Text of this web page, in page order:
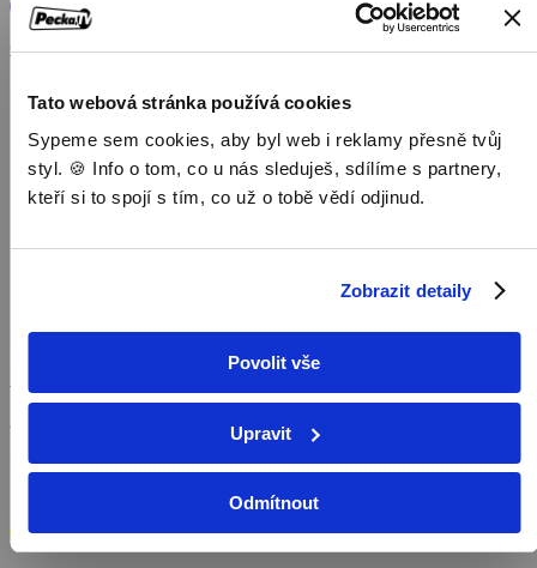
Tato webová stránka používá cookies
Sypeme sem cookies, aby byl web i reklamy přesně tvůj
styl. 🍪 Info o tom, co u nás sleduješ, sdílíme s partnery,
kteří si to spojí s tím, co už o tobě vědí odjinud.
Zobrazit detaily
Povolit vše
Upravit
Odmítnout
Facebook
Objednat
Můj účet Chat
/
Program
Dokumenty
/
Dokumenty,2026, 95 min
Pořad aktuálně není v nabídce